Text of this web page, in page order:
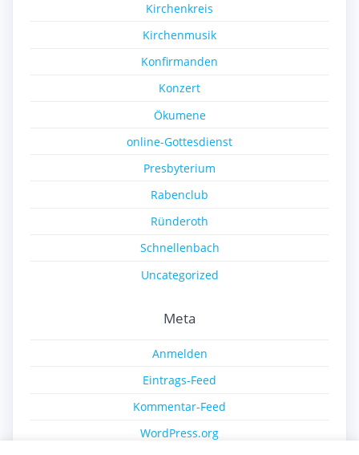
Kirchenkreis
Kirchenmusik
Konfirmanden
Konzert
Ökumene
online-Gottesdienst
Presbyterium
Rabenclub
Ründeroth
Schnellenbach
Uncategorized
Meta
Anmelden
Eintrags-Feed
Kommentar-Feed
WordPress.org